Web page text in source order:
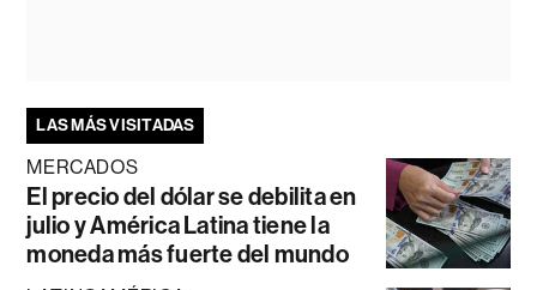
LAS MÁS VISITADAS
MERCADOS
El precio del dólar se debilita en
julio y América Latina tiene la
moneda más fuerte del mundo